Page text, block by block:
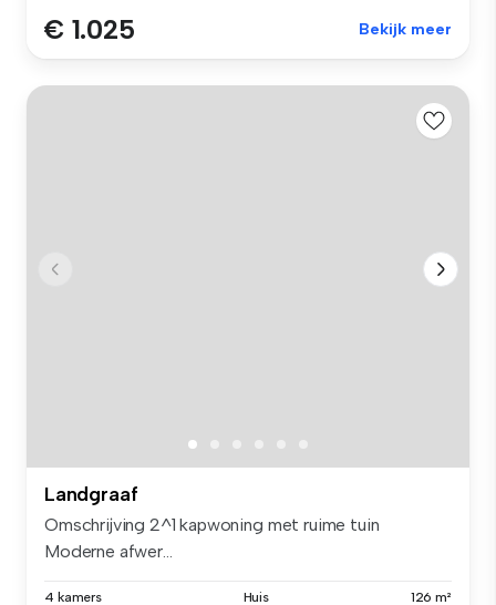
€ 1.025 Bekijk meer
Landgraaf
Omschrijving 2^1 kapwoning met ruime tuin
Moderne afwer...
4 kamers Huis 126 m²